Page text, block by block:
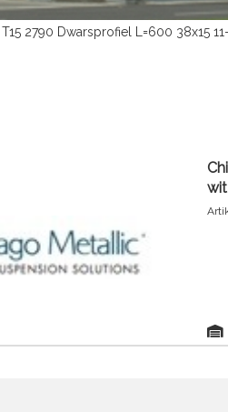
2790 Dwarsprofiel L=600 38x15